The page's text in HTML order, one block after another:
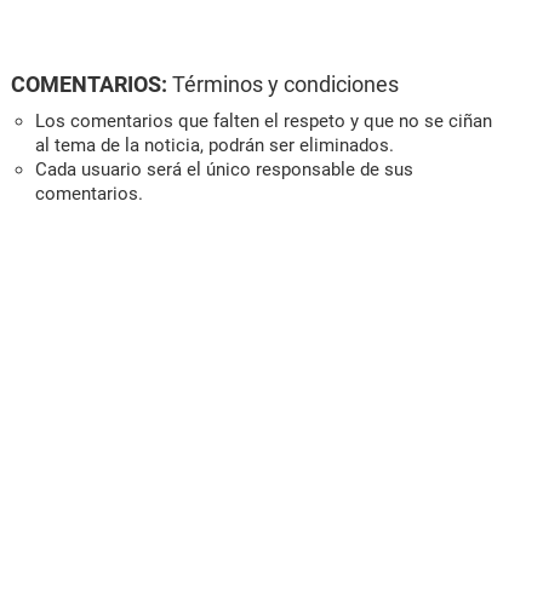
COMENTARIOS: Términos y condiciones
Los comentarios que falten el respeto y que no se ciñan
al tema de la noticia, podrán ser eliminados.
Cada usuario será el único responsable de sus
comentarios.